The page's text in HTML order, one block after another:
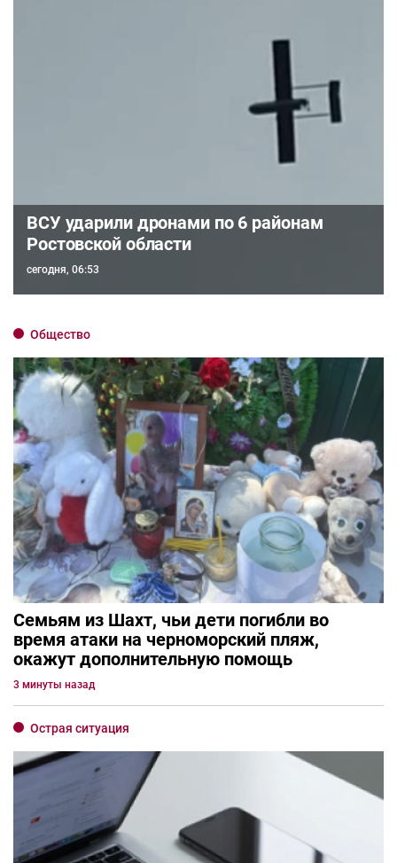
ВСУ ударили дронами по 6 районам
Ростовской области
сегодня, 06:53
Общество
Семьям из Шахт, чьи дети погибли во
время атаки на черноморский пляж,
окажут дополнительную помощь
3 минуты назад
Острая ситуация